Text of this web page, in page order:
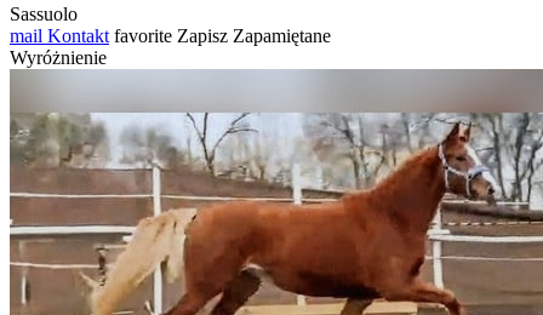
Sassuolo
mail Kontakt favorite Zapisz Zapamiętane
Wyróżnienie